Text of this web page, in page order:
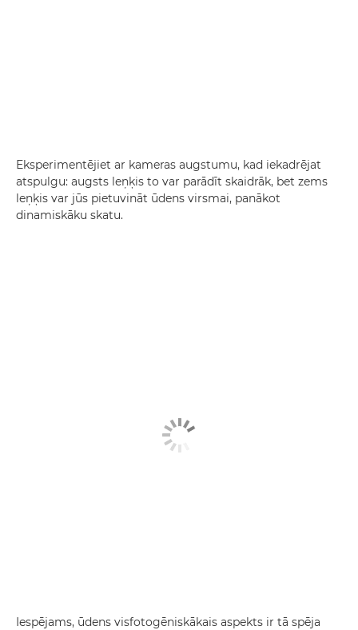
Eksperimentējiet ar kameras augstumu, kad iekadrējat
atspulgu: augsts leņķis to var parādīt skaidrāk, bet zems
leņķis var jūs pietuvināt ūdens virsmai, panākot
dinamiskāku skatu.
Iespējams, ūdens visfotogēniskākais aspekts ir tā spēja